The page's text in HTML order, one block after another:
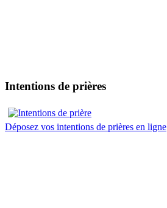
Intentions de prières
Déposez vos intentions de prières en ligne